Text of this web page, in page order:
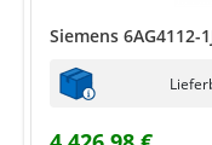
Siemens 6AG4112-